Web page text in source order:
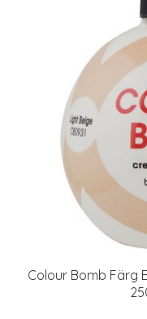
Colour Bomb Färg